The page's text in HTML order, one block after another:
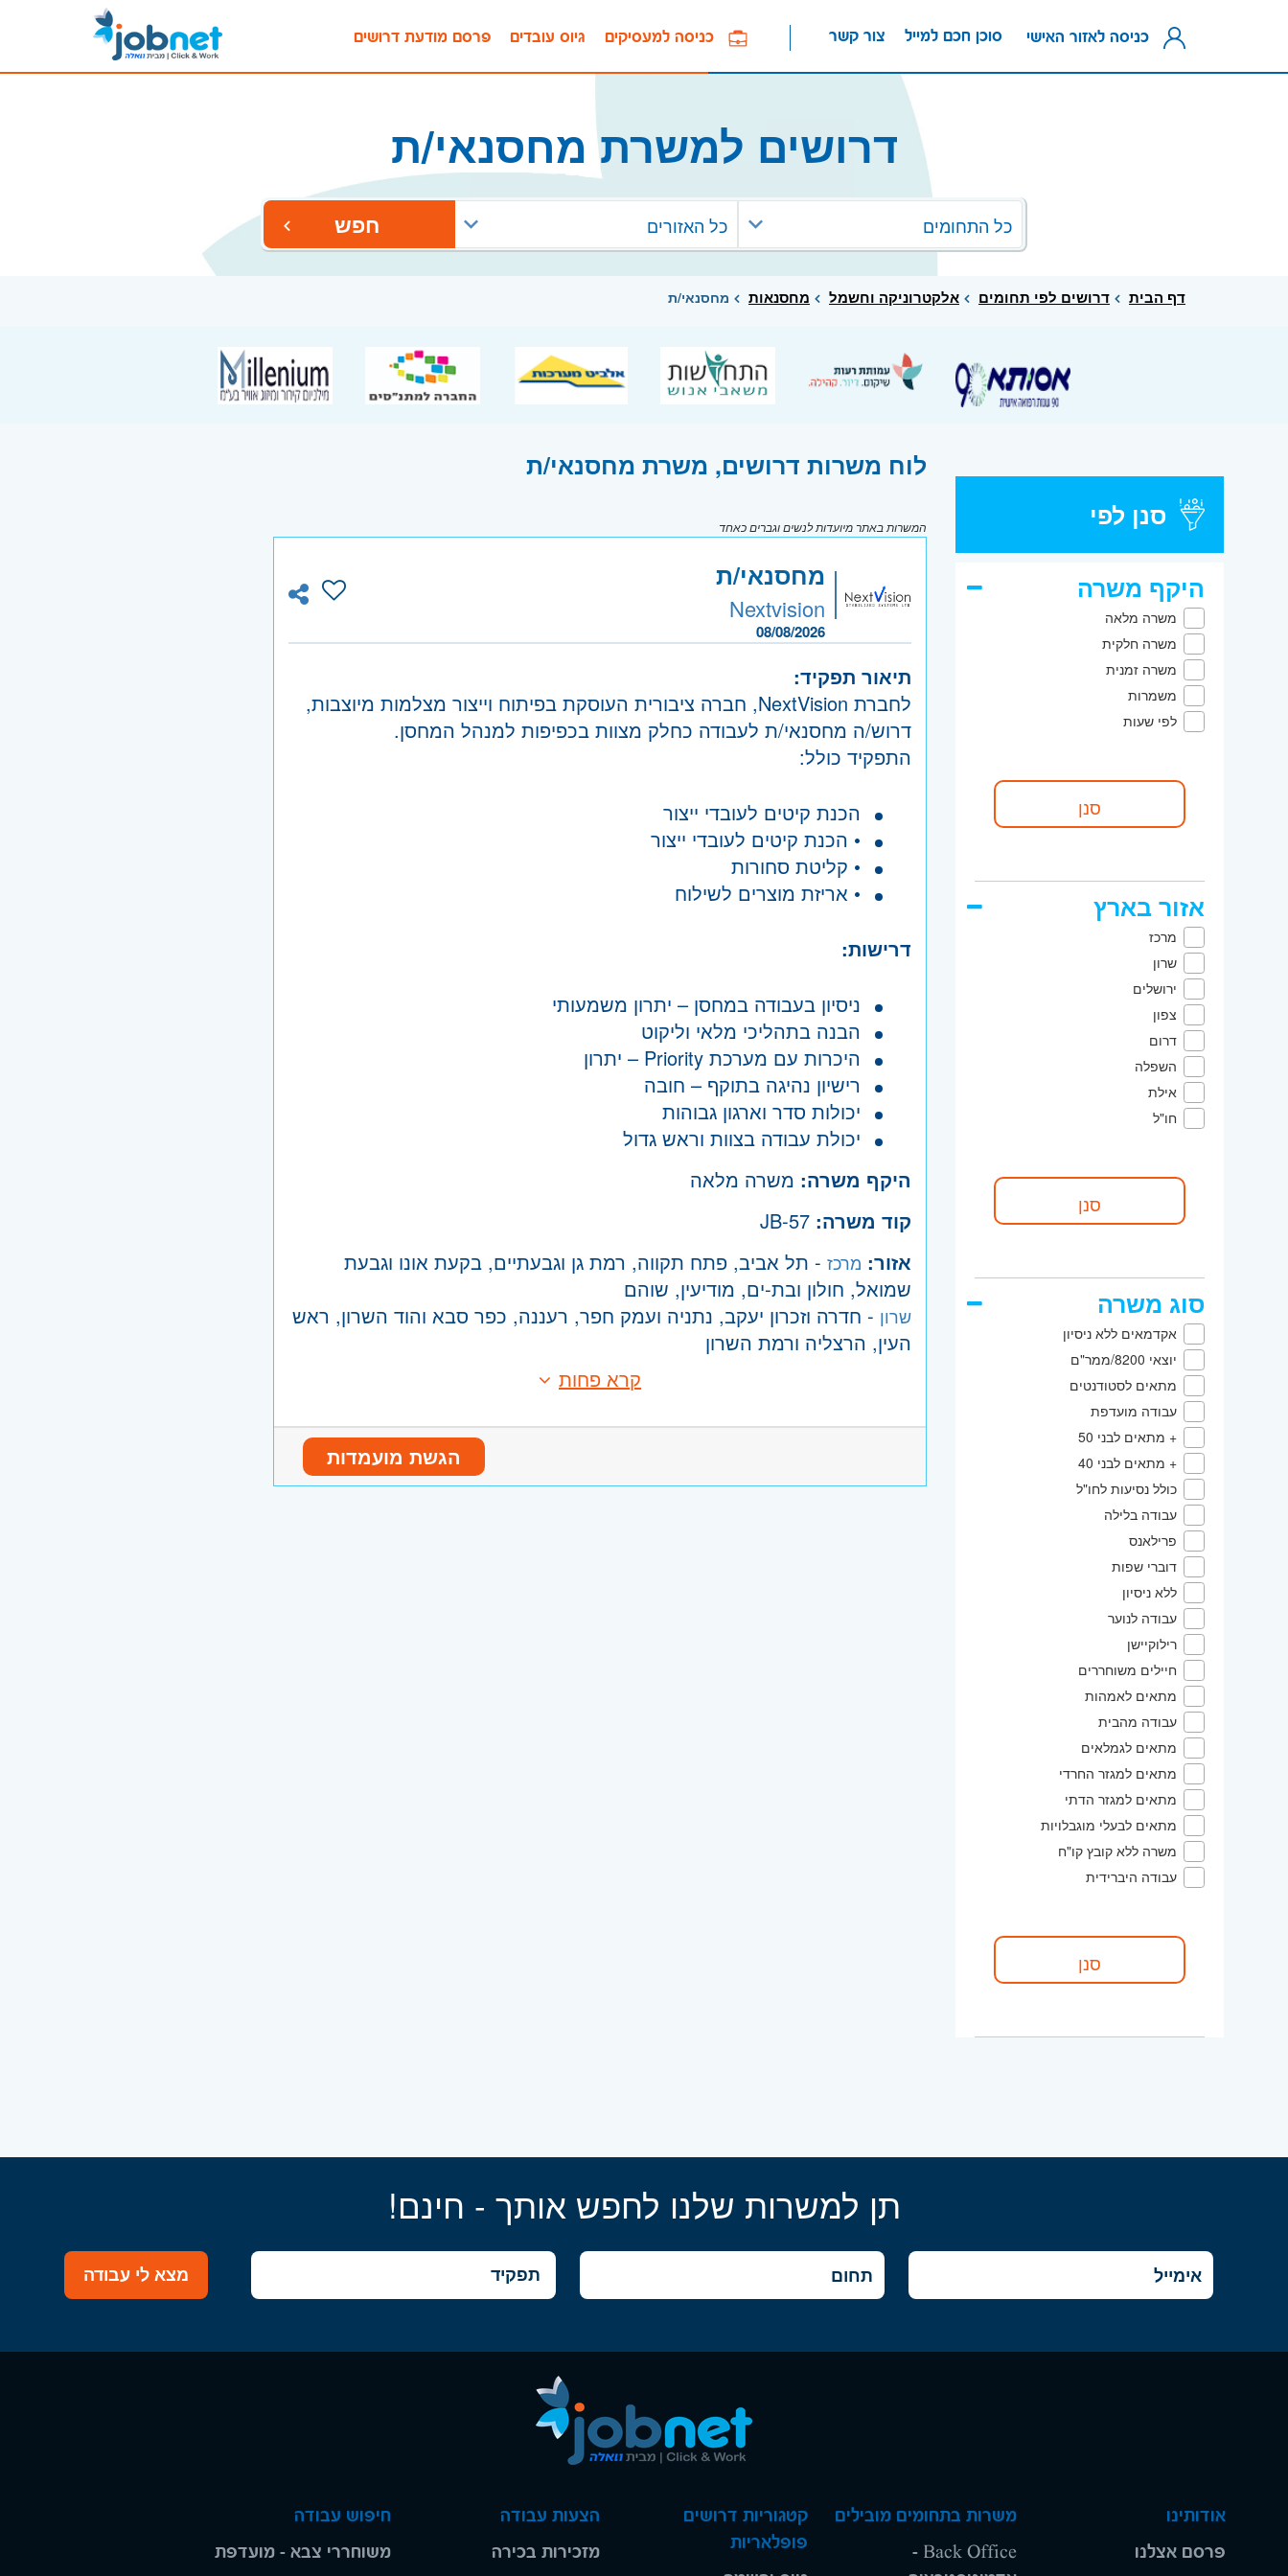
פרסם מודעת דרושים גיוס עובדים כניסה למעסיקים צור קשר סוכן חכם למייל כניסה לאזור האישי
דרושים למשרת מחסנאי/ת
כל התחומים כל האזורים חפש
דף הבית דרושים לפי תחומים אלקטרוניקה וחשמל מחסנאות מחסנאי/ת
סנן לפי
היקף משרה
משרה מלאה
משרה חלקית
משרה זמנית
משמרות
לפי שעות
אזור בארץ
מרכז
שרון
ירושלים
צפון
דרום
השפלה
אילת
חו"ל
סוג משרה
אקדמאים ללא ניסיון
יוצאי 8200/ממר"ם
מתאים לסטודנטים
עבודה מועדפת
+ מתאים לבני 50
+ מתאים לבני 40
כולל נסיעות לחו"ל
עבודה בלילה
פרילאנס
דוברי שפות
ללא ניסיון
עבודה לנוער
רילוקיישן
חיילים משוחררים
מתאים לאמהות
עבודה מהבית
מתאים לגמלאים
מתאים למגזר החרדי
מתאים למגזר הדתי
מתאים לבעלי מוגבלויות
משרה ללא קובץ קו"ח
עבודה היברידית
לוח משרות דרושים, משרת מחסנאי/ת
המשרות באתר מיועדות לנשים וגברים כאחד
מחסנאי/ת
Nextvision
08/08/2026
תיאור תפקיד:
לחברת NextVision, חברה ציבורית העוסקת בפיתוח וייצור מצלמות מיוצבות,
דרוש/ה מחסנאי/ת לעבודה כחלק מצוות בכפיפות למנהל המחסן.
התפקיד כולל:
הכנת קיטים לעובדי ייצור
• הכנת קיטים לעובדי ייצור
• קליטת סחורות
• אריזת מוצרים לשילוח
דרישות:
ניסיון בעבודה במחסן – יתרון משמעותי
הבנה בתהליכי מלאי וליקוט
היכרות עם מערכת Priority – יתרון
רישיון נהיגה בתוקף – חובה
יכולות סדר וארגון גבוהות
יכולת עבודה בצוות וראש גדול
היקף משרה: משרה מלאה
קוד משרה:
אזור: מרכז - תל אביב, פתח תקווה, רמת גן וגבעתיים, בקעת אונו וגבעת
שמואל, חולון ובת-ים, מודיעין, שוהם
שרון - חדרה וזכרון יעקב, נתניה ועמק חפר, רעננה, כפר סבא והוד השרון, ראש
העין, הרצליה ורמת השרון
קרא פחות
הגשת מועמדות
תן למשרות שלנו לחפש אותך - חינם!
מצא לי עבודה
אודותינו
פרסם אצלנו
משרות בתחומים מובילים
Back Office -
קטגוריות דרושים
פופלאריות
הצעות עבודה
מזכירות בכירה
חיפוש עבודה
משוחררי צבא - מועדפת